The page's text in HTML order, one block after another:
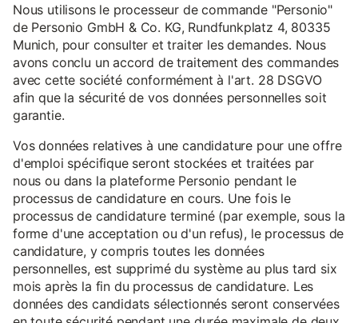
Nous utilisons le processeur de commande "Personio"
de Personio GmbH & Co. KG, Rundfunkplatz 4, 80335
Munich, pour consulter et traiter les demandes. Nous
avons conclu un accord de traitement des commandes
avec cette société conformément à l'art. 28 DSGVO
afin que la sécurité de vos données personnelles soit
garantie.
Vos données relatives à une candidature pour une offre
d'emploi spécifique seront stockées et traitées par
nous ou dans la plateforme Personio pendant le
processus de candidature en cours. Une fois le
processus de candidature terminé (par exemple, sous la
forme d'une acceptation ou d'un refus), le processus de
candidature, y compris toutes les données
personnelles, est supprimé du système au plus tard six
mois après la fin du processus de candidature. Les
données des candidats sélectionnés seront conservées